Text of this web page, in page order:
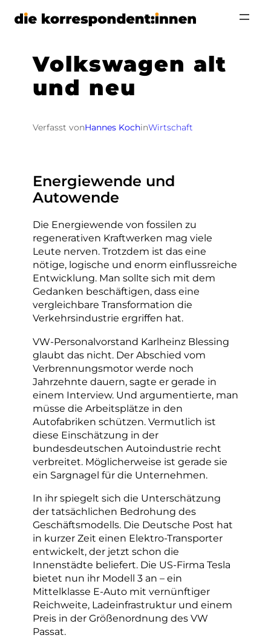
Zum
Volkswagen alt
und neu
Verfasst vonHannes KochinWirtschaft
Energiewende und
Autowende
Die Energiewende von fossilen zu
regenerativen Kraftwerken mag viele
Leute nerven. Trotzdem ist das eine
nötige, logische und enorm einflussreiche
Entwicklung. Man sollte sich mit dem
Gedanken beschäftigen, dass eine
vergleichbare Transformation die
Verkehrsindustrie ergriffen hat.
VW-Personalvorstand Karlheinz Blessing
glaubt das nicht. Der Abschied vom
Verbrennungsmotor werde noch
Jahrzehnte dauern, sagte er gerade in
einem Interview. Und argumentierte, man
müsse die Arbeitsplätze in den
Autofabriken schützen. Vermutlich ist
diese Einschätzung in der
bundesdeutschen Autoindustrie recht
verbreitet. Möglicherweise ist gerade sie
ein Sargnagel für die Unternehmen.
In ihr spiegelt sich die Unterschätzung
der tatsächlichen Bedrohung des
Geschäftsmodells. Die Deutsche Post hat
in kurzer Zeit einen Elektro-Transporter
entwickelt, der jetzt schon die
Innenstädte beliefert. Die US-Firma Tesla
bietet nun ihr Modell 3 an – ein
Mittelklasse E-Auto mit vernünftiger
Reichweite, Ladeinfrastruktur und einem
Preis in der Größenordnung des VW
Passat.